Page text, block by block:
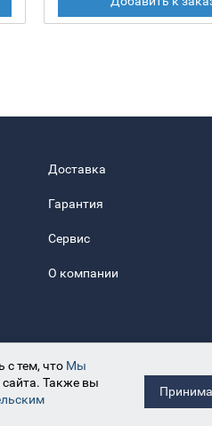
Доставка
Гарантия
Сервис
О компании
с тем, что Мы
Также вы